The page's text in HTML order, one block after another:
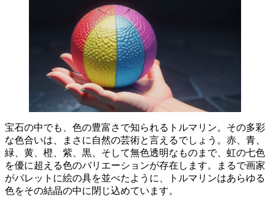
宝石の中でも、色の豊富さで知られるトルマリン。 その多彩
な色合いは、まさに自然の芸術と言えるでしょう。赤、青、
緑、黄、橙、紫、黒、そして無色透明なものまで、虹の七色
を優に超える色のバリエーションが存在します。まるで画家
がパレットに絵の具を並べたように、
トルマリンはあらゆる
色をその結晶の中に閉じ込めています。